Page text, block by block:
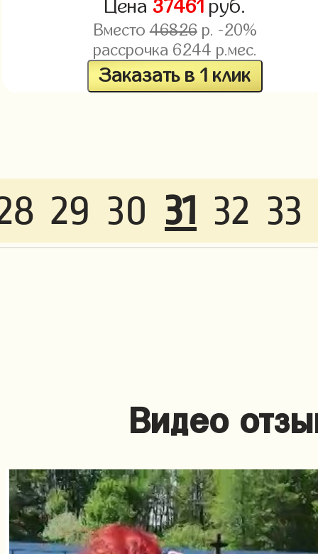
Цена 37461 руб.
Вместо46826р. -20%
рассрочка 6244 р.мес.
Заказать в 1 клик
29 30 31 32 33
Видео